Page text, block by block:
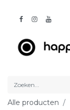
Alle producten